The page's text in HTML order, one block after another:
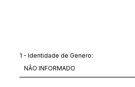
1 - Identidade de Genero: